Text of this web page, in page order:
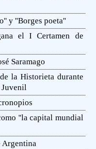
y ''Borges poeta''
el I Certamen de
Saramago
la Historieta durante
Juvenil
''la capital mundial
Argentina